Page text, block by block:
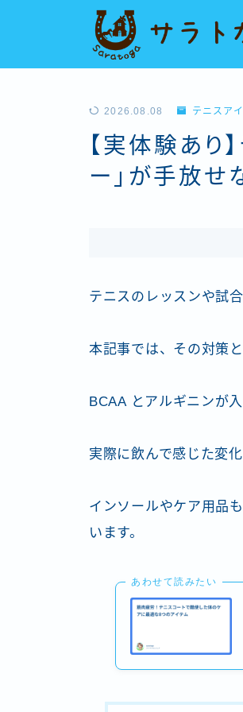
2026.08.08 テニスア
【実体験あり
ー」が手放せ
テニスのレッスンや試合
本記事では、その対策
BCAA とアルギニンが
実際に飲んで感じた変
インソールやケア用品
います。
あわせて読みたい